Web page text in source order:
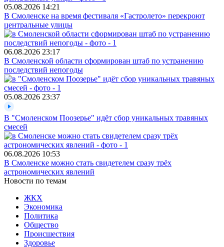
05.08.2026 14:21
В Смоленске на время фестиваля «Гастролето» перекроют
центральные улицы
06.08.2026 23:17
В Смоленской области сформирован штаб по устранению
последствий непогоды
05.08.2026 23:37
В "Смоленском Поозерье" идёт сбор уникальных травяных
смесей
06.08.2026 10:53
В Смоленске можно стать свидетелем сразу трёх
астрономических явлений
Новости по темам
ЖКХ
Экономика
Политика
Общество
Происшествия
Здоровье